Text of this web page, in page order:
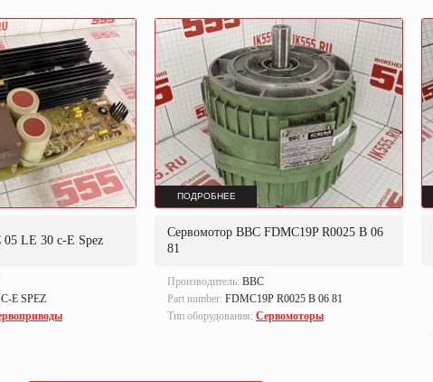
LE 30 c-E Spez
E SPEZ
ПОДРОБНЕЕ
Сервомотор BBC FDMC19P R0025 B 06
81
Производитель: BBC
Part number: FDMC19P R0025 B 06 81
Тип оборудования: Сервомоторы